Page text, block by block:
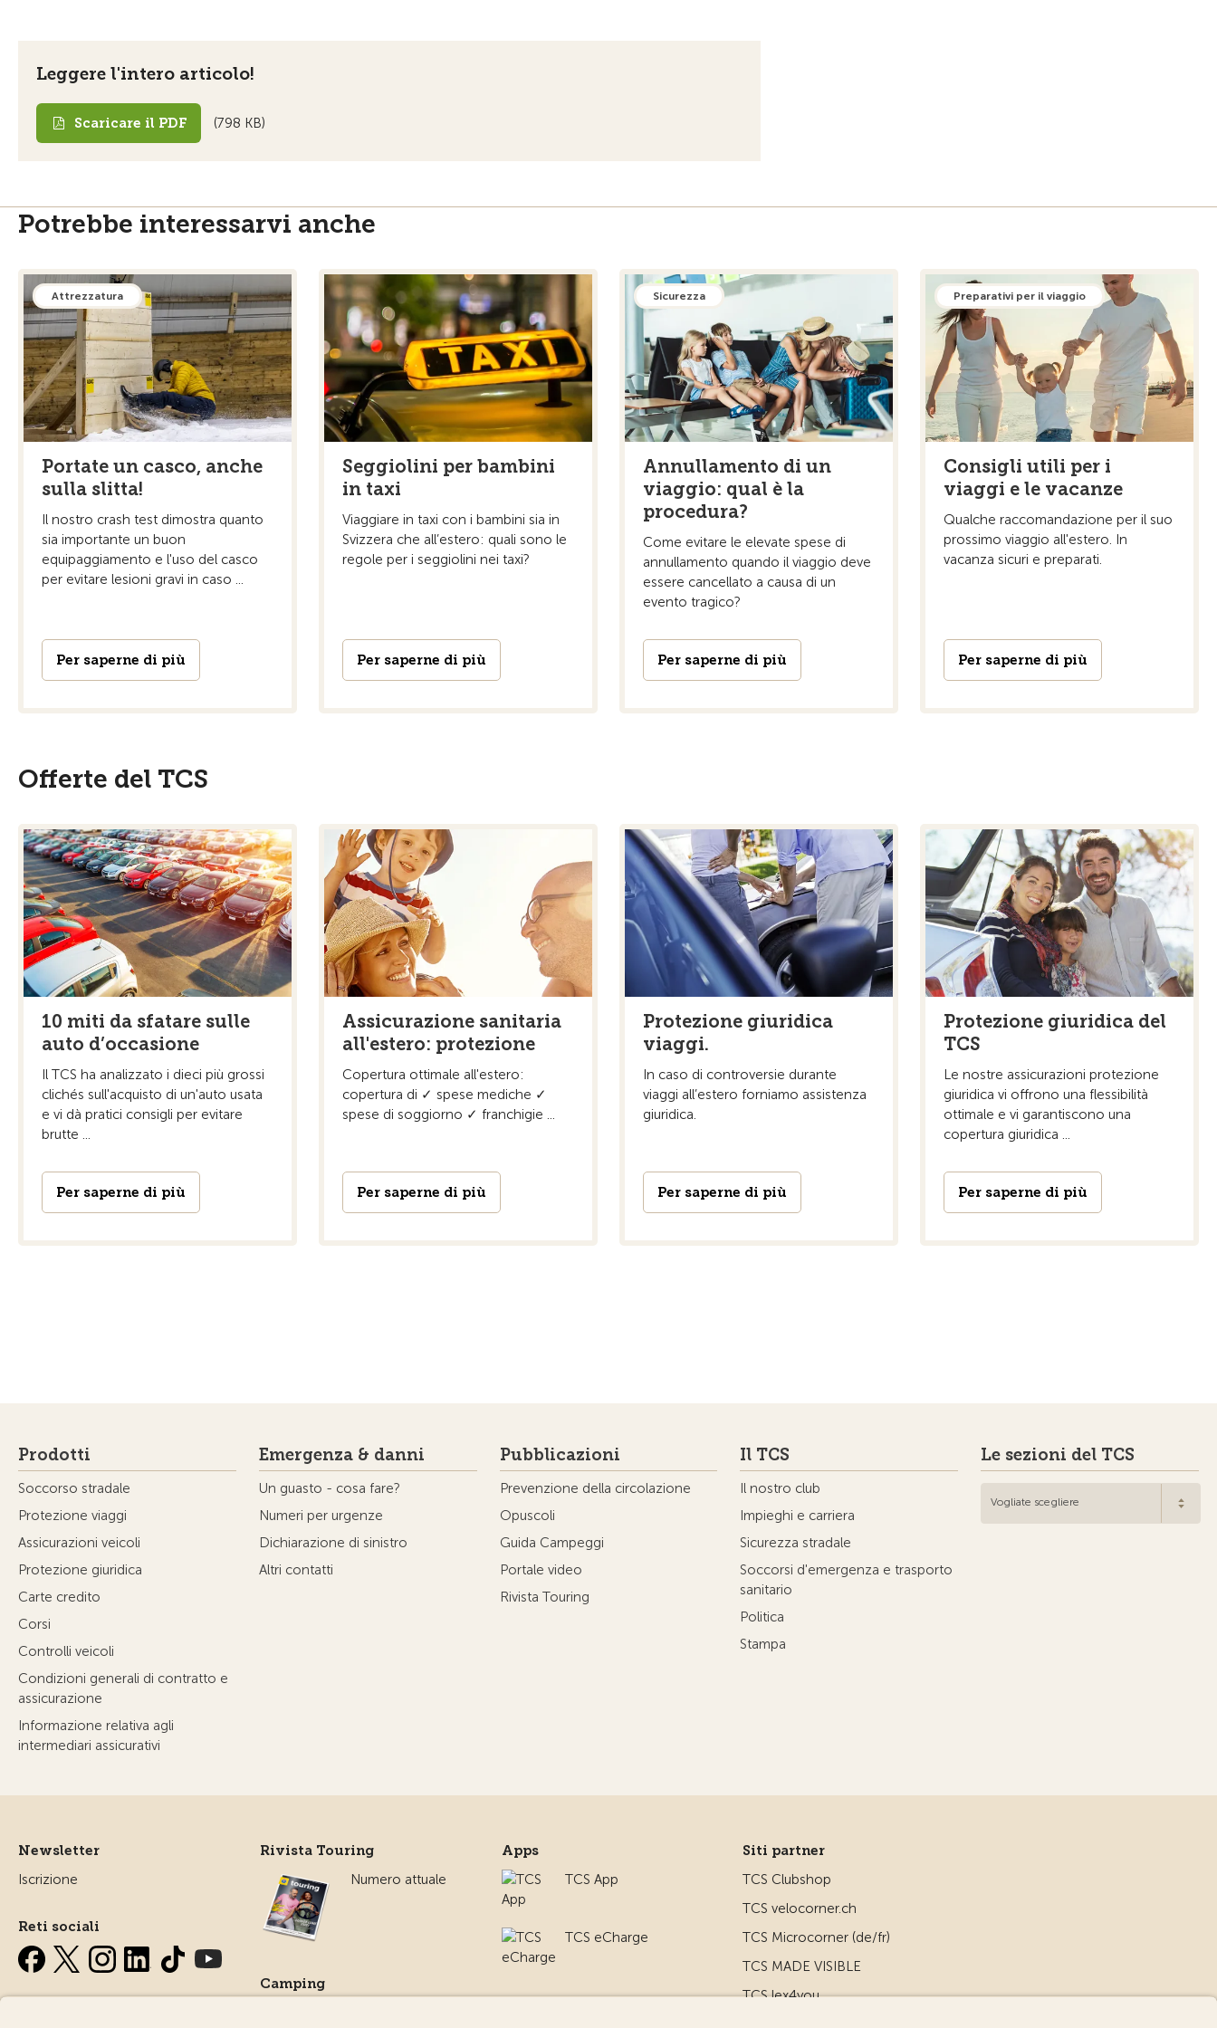
Leggere l'intero articolo!
Scaricare il PDF (798 KB)
Potrebbe interessarvi anche
Attrezzatura
Portate un casco, anche
sulla slitta!
Il nostro crash test dimostra quanto
sia importante un buon
equipaggiamento e l'uso del casco
per evitare lesioni gravi in caso ...
Per saperne di più
Seggiolini per bambini
in taxi
Viaggiare in taxi con i bambini sia in
Svizzera che all’estero: quali sono le
regole per i seggiolini nei taxi?
Per saperne di più
Sicurezza
Annullamento di un
viaggio: qual è la
procedura?
Come evitare le elevate spese di
annullamento quando il viaggio deve
essere cancellato a causa di un
evento tragico?
Per saperne di più
Preparativi per il viaggio
Consigli utili per i
viaggi e le vacanze
Qualche raccomandazione per il suo
prossimo viaggio all'estero. In
vacanza sicuri e preparati.
Per saperne di più
Offerte del TCS
10 miti da sfatare sulle
auto d’occasione
Il TCS ha analizzato i dieci più grossi
clichés sull'acquisto di un'auto usata
e vi dà pratici consigli per evitare
brutte ...
Per saperne di più
Assicurazione sanitaria
all'estero: protezione
Copertura ottimale all'estero:
copertura di ✓ spese mediche ✓
spese di soggiorno ✓ franchigie ...
Per saperne di più
Protezione giuridica
viaggi.
In caso di controversie durante
viaggi all’estero forniamo assistenza
giuridica.
Per saperne di più
Protezione giuridica del
TCS
Le nostre assicurazioni protezione
giuridica vi offrono una flessibilità
ottimale e vi garantiscono una
copertura giuridica ...
Per saperne di più
Prodotti
Soccorso stradale
Protezione viaggi
Assicurazioni veicoli
Protezione giuridica
Carte credito
Corsi
Controlli veicoli
Condizioni generali di contratto e
assicurazione
Informazione relativa agli
intermediari assicurativi
Emergenza & danni
Un guasto - cosa fare?
Numeri per urgenze
Dichiarazione di sinistro
Altri contatti
Pubblicazioni
Prevenzione della circolazione
Opuscoli
Guida Campeggi
Portale video
Rivista Touring
Il TCS
Il nostro club
Impieghi e carriera
Sicurezza stradale
Soccorsi d'emergenza e trasporto
sanitario
Politica
Stampa
Le sezioni del TCS
Vogliate scegliere
Newsletter
Iscrizione
Reti sociali
Rivista Touring
Numero attuale
Camping
Apps
TCS App
TCS eCharge
Siti partner
TCS Clubshop
TCS velocorner.ch
TCS Microcorner (de/fr)
TCS MADE VISIBLE
TCS lex4you